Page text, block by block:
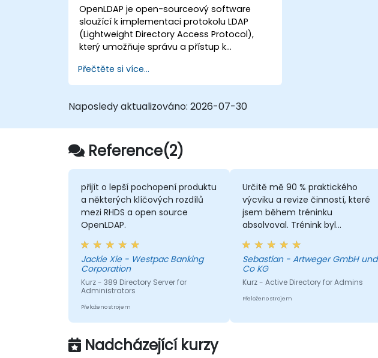
systémem Microsoft Active Directory.
OpenLDAP je open-sourceový software
sloužící k implementaci protokolu LDAP
(Lightweight Directory Access Protocol),
který umožňuje správu a přístup k
populární adresářový server, jenž lze využít
k ukládání a sdílení dat o uživatelích,
objektech v síti.
Přečtěte si více...
Naposledy aktualizováno: 2026-07-30
Reference(2)
přijít o lepší pochopení produktu
a některých klíčových rozdílů
mezi RHDS a open source
OpenLDAP.
Jackie Xie - Westpac Banking
Corporation
Kurz - 389 Directory Server for
Administrators
Přeloženo strojem
Určitě mě 90 % praktického
výcviku a revize činností, které
jsem během tréninku
absolvoval. Trénink byl
intenzivní, jelikož jsem byl
jediným účastníkem. Ale naučil
jsem se hodně a Chris
odpověděl na každou mou
otázku. Tento kurz určitě
doporučuji.
Sebastian - Artweger GmbH und
Co KG
Kurz - Active Directory for Admins
Přeloženo strojem
Nadcházející kurzy